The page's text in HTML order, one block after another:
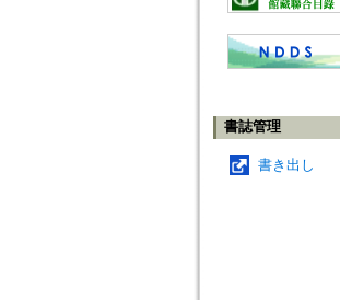
書誌管理
書き出し